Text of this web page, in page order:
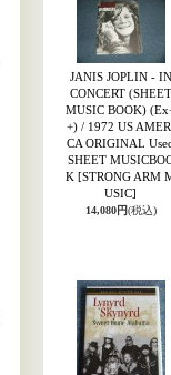
JANIS JOPLIN - IN
CONCERT (SHEET
MUSIC BOOK)
+) / 1972 US
CA ORIGINAL
SHEET
K [STRONG ARM
USIC]
14,080円(税込)